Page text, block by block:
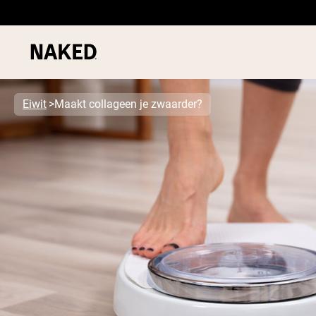
Populaire Zoektermen
”Overnight Oats“
”Collagen“
Eiwit Maakt collageen je zwaarder?